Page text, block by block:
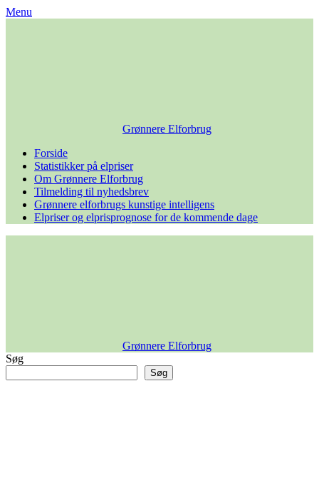
Skip
Menu
Grønnere Elforbrug
Forside
Statistikker på elpriser
Om Grønnere Elforbrug
Tilmelding til nyhedsbrev
Grønnere elforbrugs kunstige intelligens
Elpriser og elprisprognose for de kommende dage
Grønnere Elforbrug
Søg
Søg